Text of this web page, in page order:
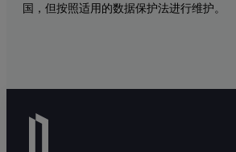
国，但按照适用的数据保护法进行维护。